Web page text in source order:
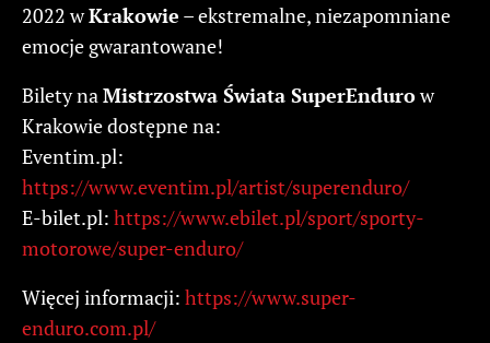
2022 wKrakowie – ekstremalne, niezapomniane
emocje gwarantowane!
Bilety na Mistrzostwa Świata SuperEndurow
Krakowie dostępne na:
Eventim.pl:
https://www.eventim.pl/artist/superenduro/
E-bilet.pl: https://www.ebilet.pl/sport/sporty-
motorowe/super-enduro/
Więcej informacji: https://www.super-
enduro.com.pl/